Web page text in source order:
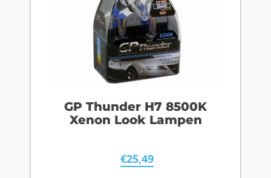
GP Thunder H7 8500K
Xenon Look Lampen
€25,49